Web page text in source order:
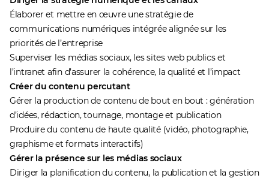
Élaborer et mettre en œuvre une stratégie de
communications numériques intégrée alignée sur les
priorités de l’entreprise
Superviser les médias sociaux, les sites web publics et
l’intranet afin d’assurer la cohérence, la qualité et l’impact
Créer du contenu percutant
Gérer la production de contenu de bout en bout : génération
d’idées, rédaction, tournage, montage et publication
Produire du contenu de haute qualité (vidéo, photographie,
graphisme et formats interactifs)
Gérer la présence sur les médias sociaux
Diriger la planification du contenu, la publication et la gestion